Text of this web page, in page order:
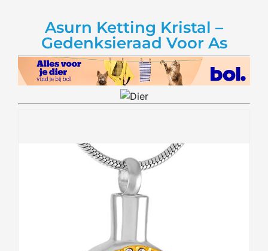
Asurn Ketting Kristal –
Gedenksieraad Voor As